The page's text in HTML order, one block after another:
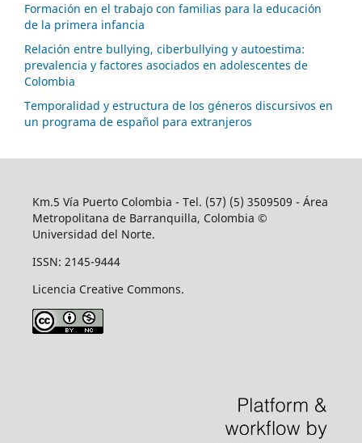
Formación en el trabajo con familias para la educación
de la primera infancia
Relación entre bullying, ciberbullying y autoestima:
prevalencia y factores asociados en adolescentes de
Colombia
Temporalidad y estructura de los géneros discursivos en
un programa de español para extranjeros
Km.5 Vía Puerto Colombia - Tel. (57) (5) 3509509 - Área
Metropolitana de Barranquilla, Colombia ©
Universidad del Norte.
ISSN: 2145-9444
Licencia Creative Commons.